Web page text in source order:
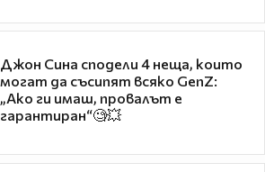
Джон Сина сподели 4 неща, които
могат да съсипят всяко GenZ:
„Ако ги имаш, провалът е
гарантиран“🧐💥